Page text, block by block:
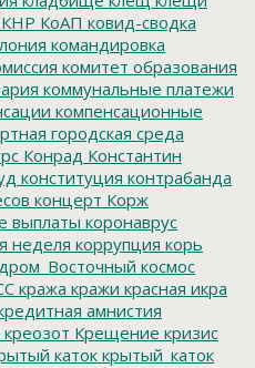
КНР КоАП ковид-сводка
командировка
комитет образования
коммунальные платежи
компенсационные
городская среда
Конрад Константин
конституция контрабанда
концерт Корж
выплаты коронаврус
неделя коррупция корь
космос
кража кражи красная икра
амнистия
креозот Крещение кризис
катоккрытый_каток